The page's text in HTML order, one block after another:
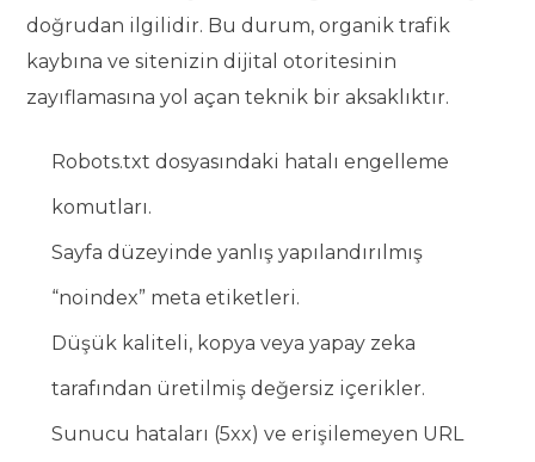
doğrudan ilgilidir. Bu durum, organik trafik
kaybına ve sitenizin dijital otoritesinin
zayıflamasına yol açan teknik bir aksaklıktır.
Robots.txt dosyasındaki hatalı engelleme
komutları.
Sayfa düzeyinde yanlış yapılandırılmış
“noindex” meta etiketleri.
Düşük kaliteli, kopya veya yapay zeka
tarafından üretilmiş değersiz içerikler.
Sunucu hataları (5xx) ve erişilemeyen URL